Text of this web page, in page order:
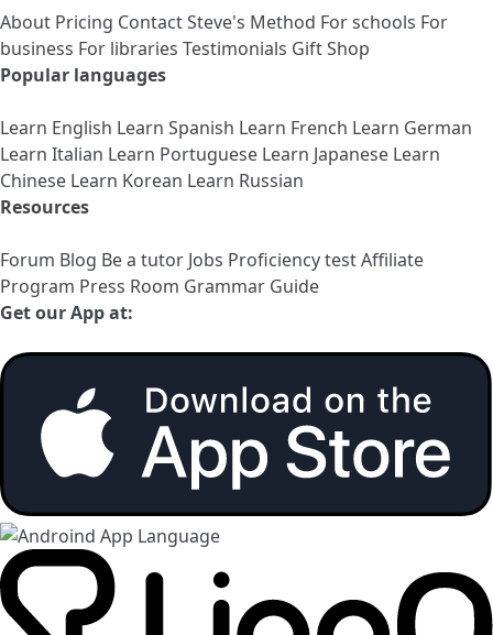
About Pricing ContactSteve's Method For schools For
business For libraries Testimonials Gift Shop
Popular languages
Learn English Learn Spanish Learn French Learn German
Learn Italian Learn Portuguese Learn Japanese Learn
Chinese Learn Korean Learn Russian
Resources
Forum Blog Be a tutor Jobs Proficiency testAffiliate
Program Press Room Grammar Guide
Get our App at: